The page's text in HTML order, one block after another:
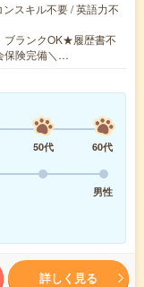
スキル不要 / 英語力不
ブランクOK★履歴書不
保険完備＼…
50代
60代
男性
詳しく見る